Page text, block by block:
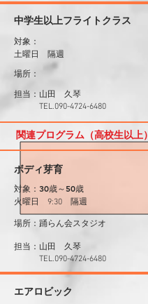
中学生以上フライトクラス
対象：
土曜日 隔週
場所：
​担当： 山田 久琴
​ TEL.090-4724-6480
関連プログラム（高校生以上）
ボディ芽育
対象：30歳～50歳
火曜日 9:30 隔週
場所：踊らん会スタジオ
​担当： 山田 久琴
​ TEL.090-4724-6480
エアロビック